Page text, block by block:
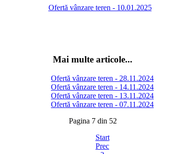
Ofertă vânzare teren - 10.01.2025
Mai multe articole...
Ofertă vânzare teren - 28.11.2024
Ofertă vânzare teren - 14.11.2024
Ofertă vânzare teren - 13.11.2024
Ofertă vânzare teren - 07.11.2024
Pagina 7 din 52
Start
Prec